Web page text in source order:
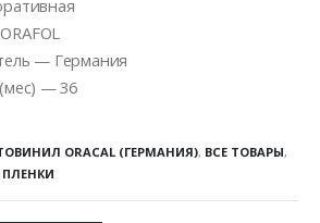
— Германия
— 36
ORACAL (ГЕРМАНИЯ), ВСЕ ТОВАРЫ,